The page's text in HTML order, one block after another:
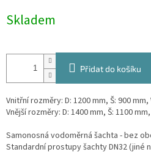
cena:
Skladem
Přidat do košíku
Vnitřní rozměry: D: 1200 mm, Š: 900 mm,
Vnější rozměry: D: 1400 mm, Š: 1100
Samonosná vodoměrná šachta - bez
Standardní prostupy šachty DN32 (jiné